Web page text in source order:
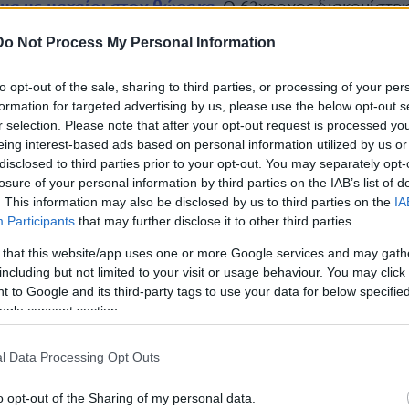
Not Process My Personal Information
opt-out of the sale, sharing to third parties, or processing of your
for targeted advertising by us, please use the below opt-out
selection. Please note that after your opt-out request is processed
interest-based ads based on personal information utilized by us
to third parties prior to your opt-out. You may separately
of your personal information by third parties on the IAB’s list of
This information may also be disclosed by us to third parties on the
Participants that may further disclose it to other third parties.
that this website/app uses one or more Google services and may
but not limited to your visit or usage behaviour. You may
to Google and its third-party tags to use your data for below
consent section.
Data Processing Opt Outs
opt-out of the Sharing of my personal data.
με μαχαίρι στον θώρακα. Ο 62χρονος
στο Γενικό Νοσοκομείο Βέροιας, όπου του
συνέχεια αποχώρησε.
έσπευσαν στο σημείο προχώρησαν στη σύλληψη
σχηματίστηκεδικογραφία, με την οποία θα
Τηνπροανάκρισηγια τις συνθήκες του
Εξιχνίασης Εγκλημάτων Βέροιας.
Αγγλικών σε μόνο 2 ημέρες στα